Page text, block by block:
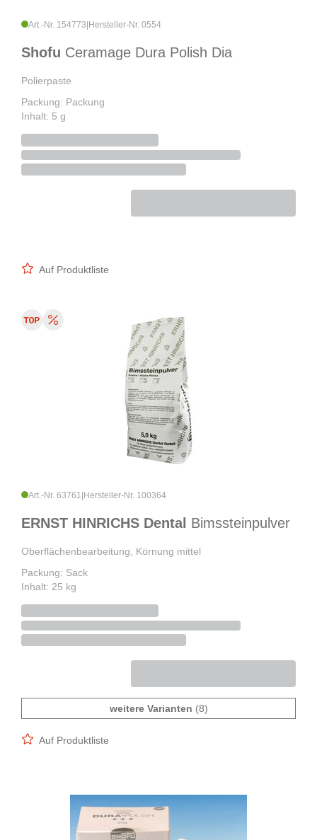
Art.-Nr. 154773 Hersteller-Nr. 0554
Shofu Ceramage Dura Polish Dia
Polierpaste
Packung: Packung
Inhalt: 5 g
Auf Produktliste
Art.-Nr. 63761 Hersteller-Nr. 100364
ERNST HINRICHS Dental Bimssteinpulver
Oberflächenbearbeitung, Körnung mittel
Packung: Sack
Inhalt: 25 kg
weitere Varianten (8)
Auf Produktliste